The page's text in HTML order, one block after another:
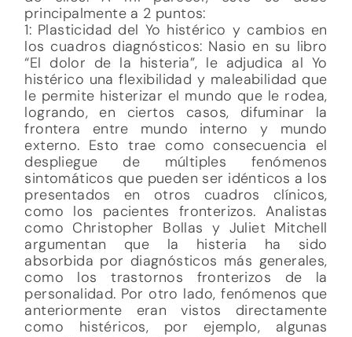
principalmente a 2 puntos:
1: Plasticidad del Yo histérico y cambios en
los cuadros diagnósticos: Nasio en su libro
“El dolor de la histeria”, le adjudica al Yo
histérico una flexibilidad y maleabilidad que
le permite histerizar el mundo que le rodea,
logrando, en ciertos casos, difuminar la
frontera entre mundo interno y mundo
externo. Esto trae como consecuencia el
despliegue de múltiples fenómenos
sintomáticos que pueden ser idénticos a los
presentados en otros cuadros clínicos,
como los pacientes fronterizos. Analistas
como Christopher Bollas y Juliet Mitchell
argumentan que la histeria ha sido
absorbida por diagnósticos más generales,
como los trastornos fronterizos de la
personalidad. Por otro lado, fenómenos que
anteriormente eran vistos directamente
como histéricos, por ejemplo, algunas